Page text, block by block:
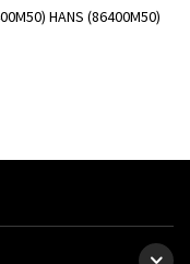
HANS (86400М50)